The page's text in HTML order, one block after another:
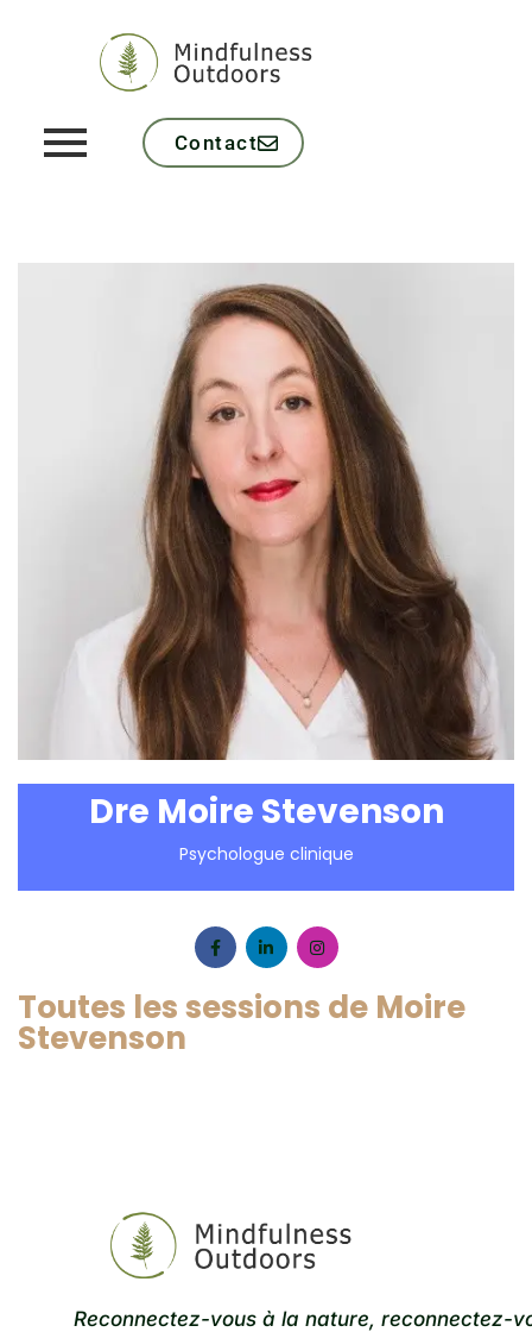
Contact
Dre Moire Stevenson
Psychologue clinique
Toutes les sessions de Moire
Stevenson
Reconnectez-vous à la nature, reconnectez-